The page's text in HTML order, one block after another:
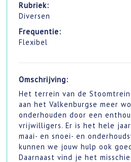
Rubriek:
Diversen
Frequentie:
Flexibel
Omschrijving:
Het terrein van de
aan het Valkenburgse meer
onderhouden door een
vrijwilligers. Er is het hele
maai- en snoei- en
kunnen we jouw hulp ook
Daarnaast vind je het